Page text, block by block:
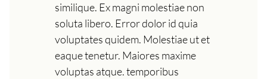
similique. Ex magni molestiae non
soluta libero. Error dolor id quia
voluptates quidem. Molestiae ut et
eaque tenetur. Maiores maxime
voluptas atque. temporibus